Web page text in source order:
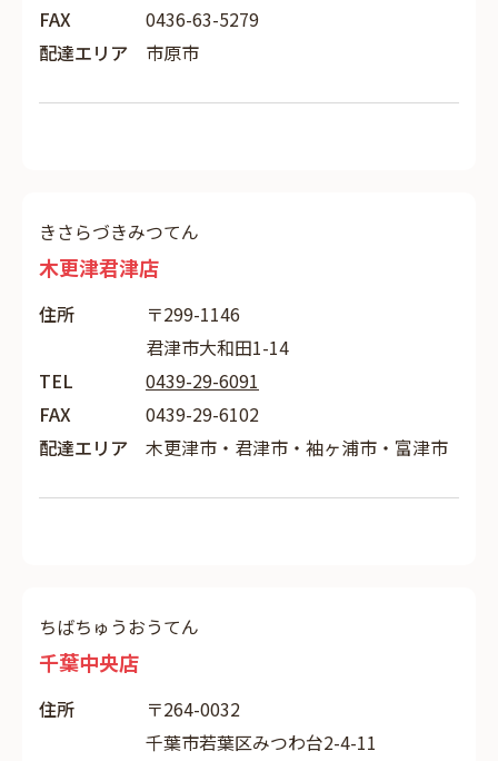
FAX
0436-63-5279
配達エリア
市原市
きさらづきみつてん
木更津君津店
住所
〒299-1146
君津市大和田1-14
TEL
0439-29-6091
FAX
0439-29-6102
配達エリア
木更津市・君津市・袖ヶ浦市・富津市
ちばちゅうおうてん
千葉中央店
住所
〒264-0032
千葉市若葉区みつわ台2-4-11